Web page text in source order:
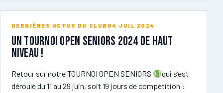
DERNIÈRES ACTUS DU CLUB 04 JUIL 2024
Un tournoi open seniors 2024 de haut
niveau !
Retour sur notre TOURNOI OPEN SENIORS
qui s’est
déroulé du 11 au 29 juin, soit 19 jours de compétition :